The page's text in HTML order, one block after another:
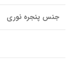
جنس پنجره نوری